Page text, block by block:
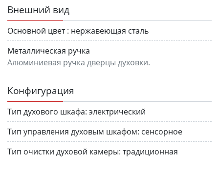
Внешний вид
Основной цвет : нержавеющая сталь
Металлическая ручка
Алюминиевая ручка дверцы духовки.
Конфигурация
Тип духового шкафа: электрический
Тип управления духовым шкафом: сенсорное
Тип очистки духовой камеры: традиционная